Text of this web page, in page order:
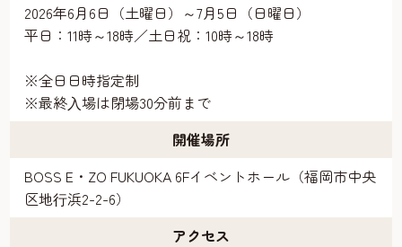
2026年6月6日（土曜日）～7月5日（日曜日）
平日：11時～18時／土日祝：10時～18時
※全日日時指定制
※最終⼊場は閉場30分前まで
開催場所
BOSS E・ZO FUKUOKA 6Fイベントホール（福岡市中央
区地⾏浜2-2-6）
アクセス